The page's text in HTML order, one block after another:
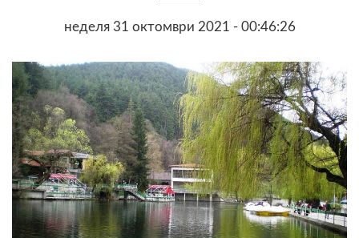
неделя 31 октомври 2021 - 00:46:26